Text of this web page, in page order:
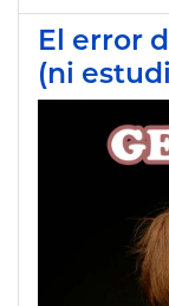
El error
(ni